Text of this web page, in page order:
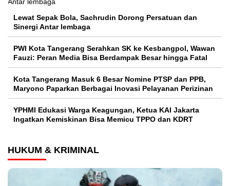
Lewat Sepak Bola, Sachrudin Dorong Persatuan dan
Sinergi Antar lembaga
PWI Kota Tangerang Serahkan SK ke Kesbangpol, Wawan
Fauzi: Peran Media Bisa Berdampak Besar hingga Fatal
Kota Tangerang Masuk 6 Besar Nomine PTSP dan PPB,
Maryono Paparkan Berbagai Inovasi Pelayanan Perizinan
YPHMI Edukasi Warga Keagungan, Ketua KAI Jakarta
Ingatkan Kemiskinan Bisa Memicu TPPO dan KDRT
HUKUM & KRIMINAL